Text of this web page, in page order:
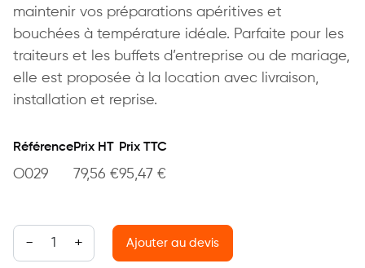
maintenir vos préparations apéritives et
bouchées à température idéale. Parfaite pour les
traiteurs et les buffets d’entreprise ou de mariage,
elle est proposée à la location avec livraison,
installation et reprise.
Référence
O029
Prix HT
79,56 €
Prix TTC
95,47 €
quantité de Étuve cocktail 5 niveaux Delrue
Ajouter au devis